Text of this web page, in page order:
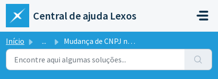
Ir para o conteúdo principal
Central de ajuda Lexos
Início ... Mudança de CNPJ na mesma loja no ERP